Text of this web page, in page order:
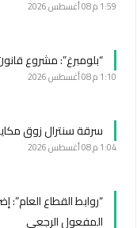
1:59 م 08 أغسطس 2026
“بلومبرغ”: مشروع
1:10 م 08 أغسطس 2026
سرقة سنترال زوق
1:04 م 08 أغسطس 2026
“روابط القطاع العام”:
المفعول الرجعي